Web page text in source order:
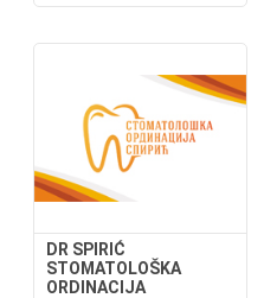
DR SPIRIĆ
STOMATOLOŠKA
ORDINACIJA